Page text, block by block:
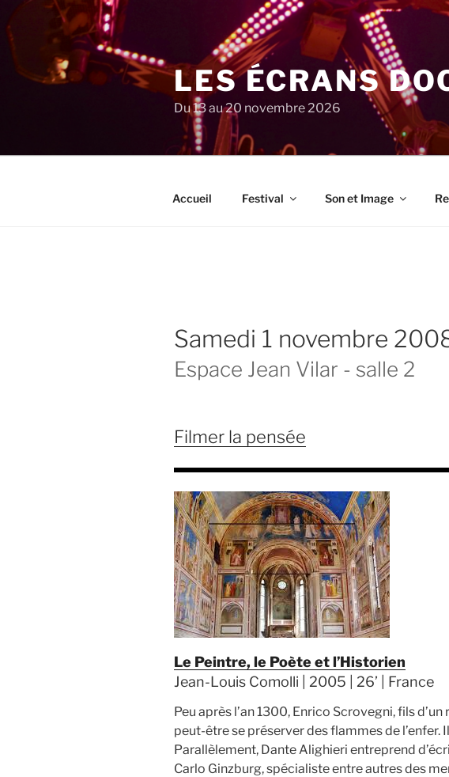
au
contenu
principal
LES ÉCRANS
Du 13 au 20 novembre 2026
Accueil Festival Son et Image
samedi 1 novembre
Espace Jean Vilar - salle 2
Filmer la pensée
Le Peintre, le Poète et l’Historien
Jean-Louis Comolli | 2005 | 26’ | France
Peu après l’an 1300, Enrico Scrovegni, fils
peut-être se préserver des flammes de
Parallèlement, Dante Alighieri entreprend
Carlo Ginzburg, spécialiste entre autres des